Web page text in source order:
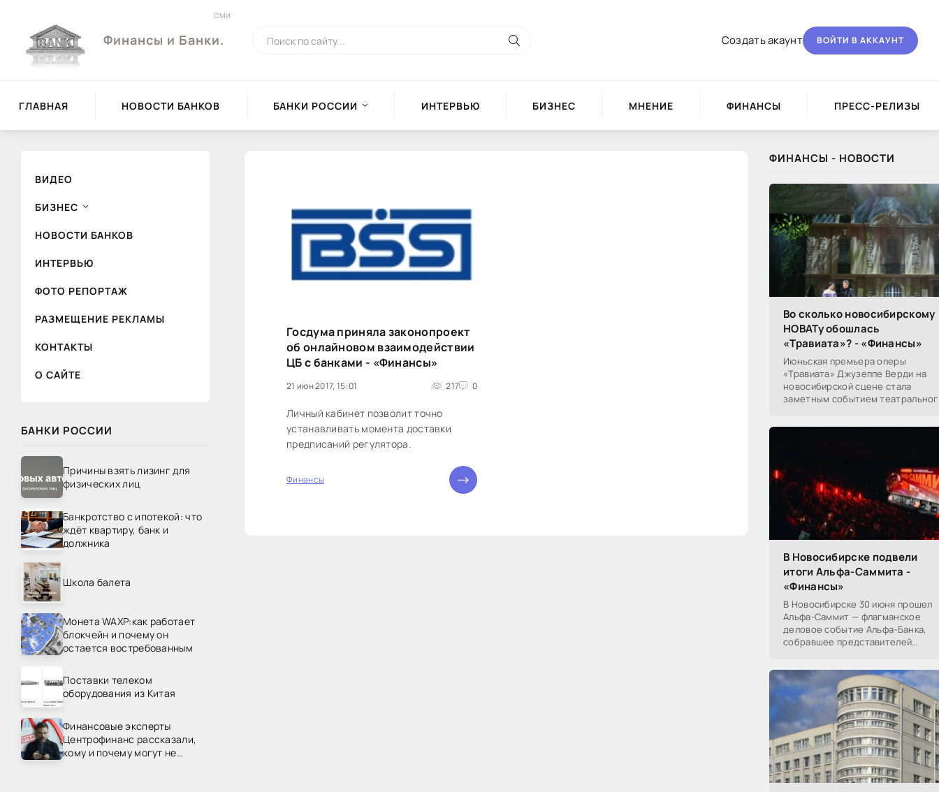
Финансы и Банки.
СМИ
Создать акаунт ВОЙТИ В АККАУНТ
ГЛАВНАЯ НОВОСТИ БАНКОВ БАНКИ РОССИИ ИНТЕРВЬЮ БИЗНЕС МНЕНИЕ ФИНАНСЫ ПРЕСС-РЕЛИЗЫ
ВИДЕО
БИЗНЕС
НОВОСТИ БАНКОВ
ИНТЕРВЬЮ
ФОТО РЕПОРТАЖ
РАЗМЕЩЕНИЕ РЕКЛАМЫ
КОНТАКТЫ
О САЙТЕ
БАНКИ РОССИИ
Причины взять лизинг для
физических лиц
Банкротство с ипотекой: что
ждёт квартиру, банк и
должника
Школа балета
Монета WAXP:как работает
блокчейн и почему он
остается востребованным
Поставки телеком
оборудования из Китая
Финансовые эксперты
Центрофинанс рассказали,
кому и почему могут не
Госдума приняла законопроект
об онлайновом взаимодействии
ЦБ с банками - «Финансы»
21 июн 2017, 15:01 217 0
Личный кабинет позволит точно
устанавливать момента доставки
предписаний регулятора.
Финансы
ФИНАНСЫ - НОВОСТИ
Во сколько новосибирскому
НОВАТу обошлась
«Травиата»? - «Финансы»
Июньская премьера оперы
«Травиата» Джузеппе Верди на
новосибирской сцене стала
заметным событием
Посетители НОВАТа, с которыми
В Новосибирске подвели
итоги Альфа-Саммита -
«Финансы»
В Новосибирске 30 июня прошел
Альфа-Саммит — флагманское
деловое событие Альфа-Банка,
собравшее представителей
реального, технологического,
финансового и других